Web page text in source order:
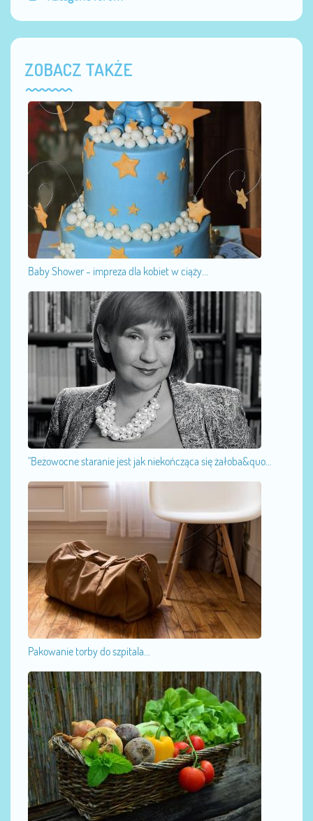
ZOBACZ TAKŻE
Baby Shower - impreza dla kobiet w ciąży...
"Bezowocne staranie jest jak niekończąca się żałoba&quo...
Pakowanie torby do szpitala...